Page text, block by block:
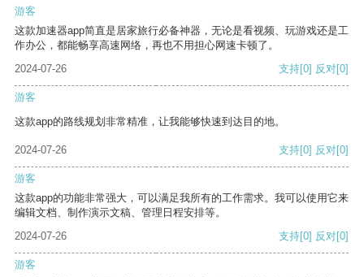
游客
这款加速器app简直是居家旅行必备神器，无论是看视频、玩游戏还是工
作办公，都能畅享高速网络，再也不用担心网速卡顿了。
2024-07-26
支持[0] 反对[0]
游客
这款app的路线规划非常精准，让我能够快速到达目的地。
2024-07-26 支持[0] 反对[0]
游客
这款app的功能非常强大，可以满足我所有的工作需求。我可以使用它来
编辑文档、制作演示文稿、管理日程安排等。
2024-07-26
支持[0] 反对[0]
游客